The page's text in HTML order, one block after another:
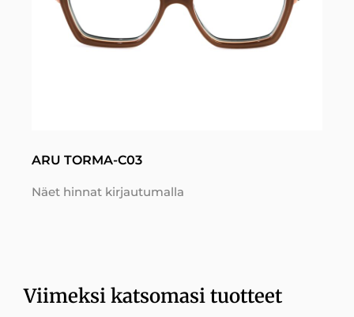
ARU TORMA-C03
Näet hinnat kirjautumalla
Viimeksi katsomasi tuotteet